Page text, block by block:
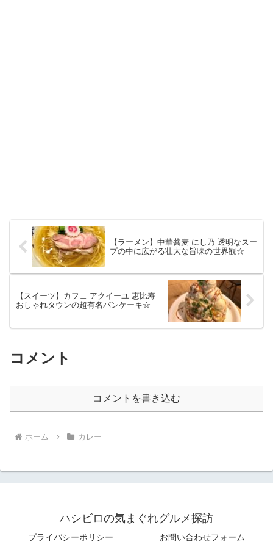
【ラーメン】中華蕎麦 にし乃 透明なスー
プの中に広がる壮大な旨味の世界観☆
【スイーツ】カフェ アクイーユ 恵比寿
おしゃれタウンの超有名パンケーキ☆
コメント
コメントを書き込む
ホーム カレー
ハシビロの気まぐれグルメ探訪
プライバシーポリシー お問い合わせフォーム